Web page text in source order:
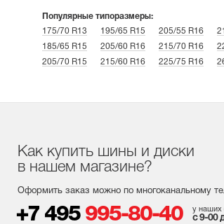
Популярные типоразмеры:
175/70 R13
195/65 R15 205/55 R16
185/65 R15
205/60 R16 215/70 R16
205/70 R15
215/60 R16 225/75 R16
Как купить шины и диски
в нашем магазине?
Оформить заказ можно по многоканальному
+7 495 995-80-40 у наших
с 9-00